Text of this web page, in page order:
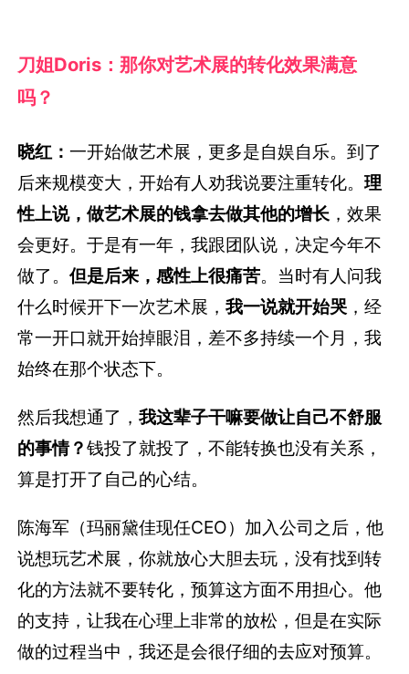
刀姐Doris：那你对艺术展的转化效果满意
吗？
晓红：一开始做艺术展，更多是自娱自乐。到了
后来规模变大，开始有人劝我说要注重转化。理
性上说，做艺术展的钱拿去做其他的增长 ，效果
会更好。于是有一年，我跟团队说，决定今年不
做了。但是后来，感性上很痛苦。当时有人问我
什么时候开下一次艺术展，我一说就开始哭 ，经
常一开口就开始掉眼泪，差不多持续一个月，我
始终在那个状态下。
然后我想通了，我这辈子干嘛要做让自己不舒服
的事情？钱投了就投了，不能转换也没有关系，
算是打开了自己的心结。
陈海军（玛丽黛佳现任CEO）加入公司之后，他
说想玩艺术展，你就放心大胆去玩，没有找到转
化的方法就不要转化，预算这方面不用担心。他
的支持，让我在心理上非常的放松，但是在实际
做的过程当中，我还是会很仔细的去应对预算。